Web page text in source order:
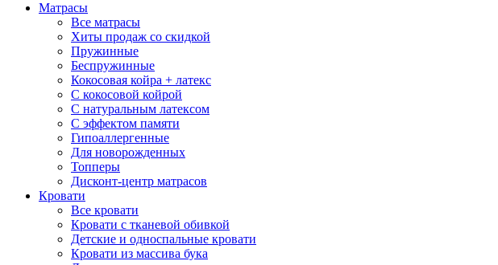
Матрасы
Все матрасы
Хиты продаж со скидкой
Пружинные
Беспружинные
Кокосовая койра + латекс
С кокосовой койрой
С натуральным латексом
С эффектом памяти
Гипоаллергенные
Для новорожденных
Топперы
Дисконт-центр матрасов
Кровати
Все кровати
Кровати с тканевой обивкой
Детские и односпальные кровати
Кровати из массива бука